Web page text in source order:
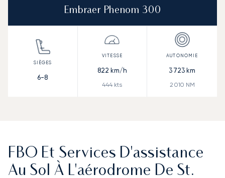
Embraer Phenom 300
6-8
822 km/h
444 kts
3 723 km
2 010 NM
FBO Et Services D'assistance
Au Sol À L'aérodrome De St.